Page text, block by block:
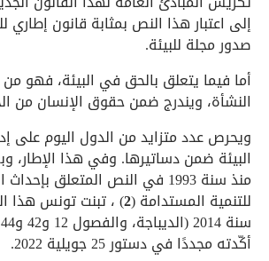
إلى اعتبار هذا النص بمثابة قانون إطاري
صدور مجلة للبيئة.
أما فيما يتعلق بالحق في البيئة، فهو
النشأة، ويندرج ضمن حقوق الإنسان من
ويحرص عدد متزايد من الدول اليوم على
البيئة ضمن دساتيرها. وفي هذا الإطار،
منذ سنة 1993 في النص المتعلق
للتنمية المستدامة (2) ، تبنت تونس هذا
أكّدته مجددًا في دستور 25 جويلية 2022.